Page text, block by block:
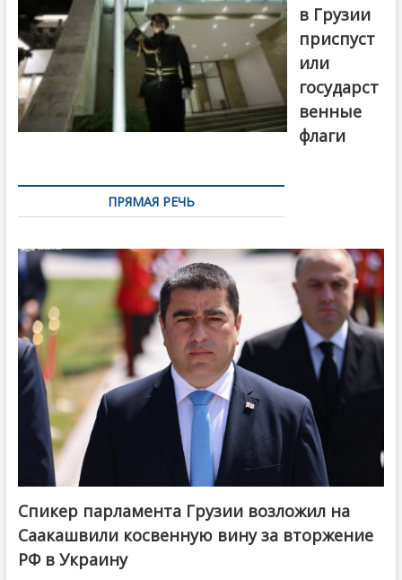
в Грузии
приспуст
или
государст
венные
флаги
ПРЯМАЯ РЕЧЬ
Спикер парламента Грузии возложил на
Саакашвили косвенную вину за вторжение
РФ в Украину